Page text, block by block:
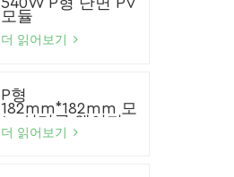
모듈
더 읽어보기
P형
182mm*182mm 모
노 실리콘 웨이퍼
더 읽어보기